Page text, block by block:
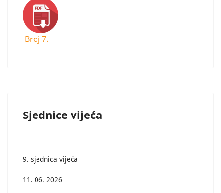
Broj 7.
Sjednice vijeća
9. sjednica vijeća
11. 06. 2026